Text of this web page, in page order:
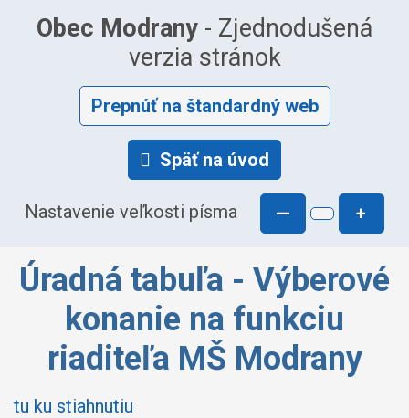
Obec Modrany - Zjednodušená
verzia stránok
Prepnúť na štandardný web
Späť na úvod
Nastavenie veľkosti písma — +
Úradná tabuľa - Výberové
konanie na funkciu
riaditeľa MŠ Modrany
tu ku stiahnutiu